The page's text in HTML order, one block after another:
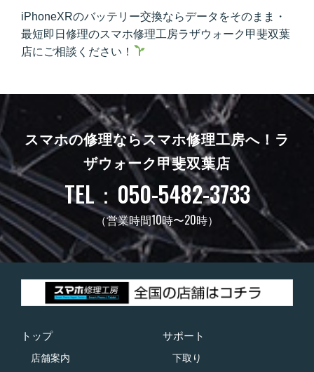
iPhoneXRのバッテリー交換ならデータをそのまま・
最短即日修理のスマホ修理工房ラザウォーク甲斐双葉
店にご相談ください！
スマホの修理ならスマホ修理工房へ！ ラ
ザウォーク甲斐双葉店
TEL：050-5482-3733
（営業時間10時〜20時）
トップ
店舗案内
サポート
下取り